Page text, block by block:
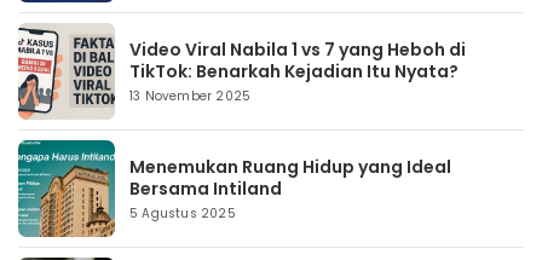
Video Viral Nabila 1 vs 7 yang Heboh di
TikTok: Benarkah Kejadian Itu Nyata?
13 November 2025
Menemukan Ruang Hidup yang Ideal
Bersama Intiland
5 Agustus 2025